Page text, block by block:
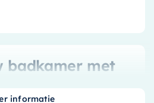
badkamer met
informatie